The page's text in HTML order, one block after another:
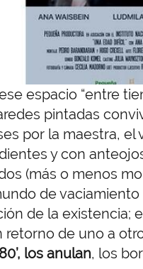
espacio “entre
pintadas
por la maestra,
y con
(más o menos
de
de la existencia;
retorno de uno a
los anulan, los